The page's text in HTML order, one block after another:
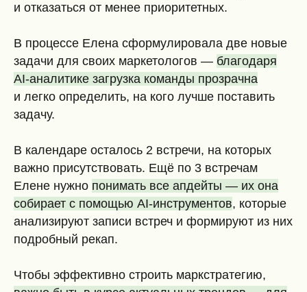
и отказаться от менее приоритетных.
В процессе Елена сформулировала две новые
задачи для своих маркетологов — благодаря
AI-аналитике загрузка команды прозрачна
и легко определить, на кого лучше поставить
задачу.
В календаре осталось 2 встречи, на которых
важно присутствовать. Ещё по 3 встречам
Елене нужно понимать все апдейты — их она
собирает с помощью AI-инструментов, которые
анализируют записи встреч и формируют из них
подробный рекап.
Чтобы эффективно строить маркстратегию,